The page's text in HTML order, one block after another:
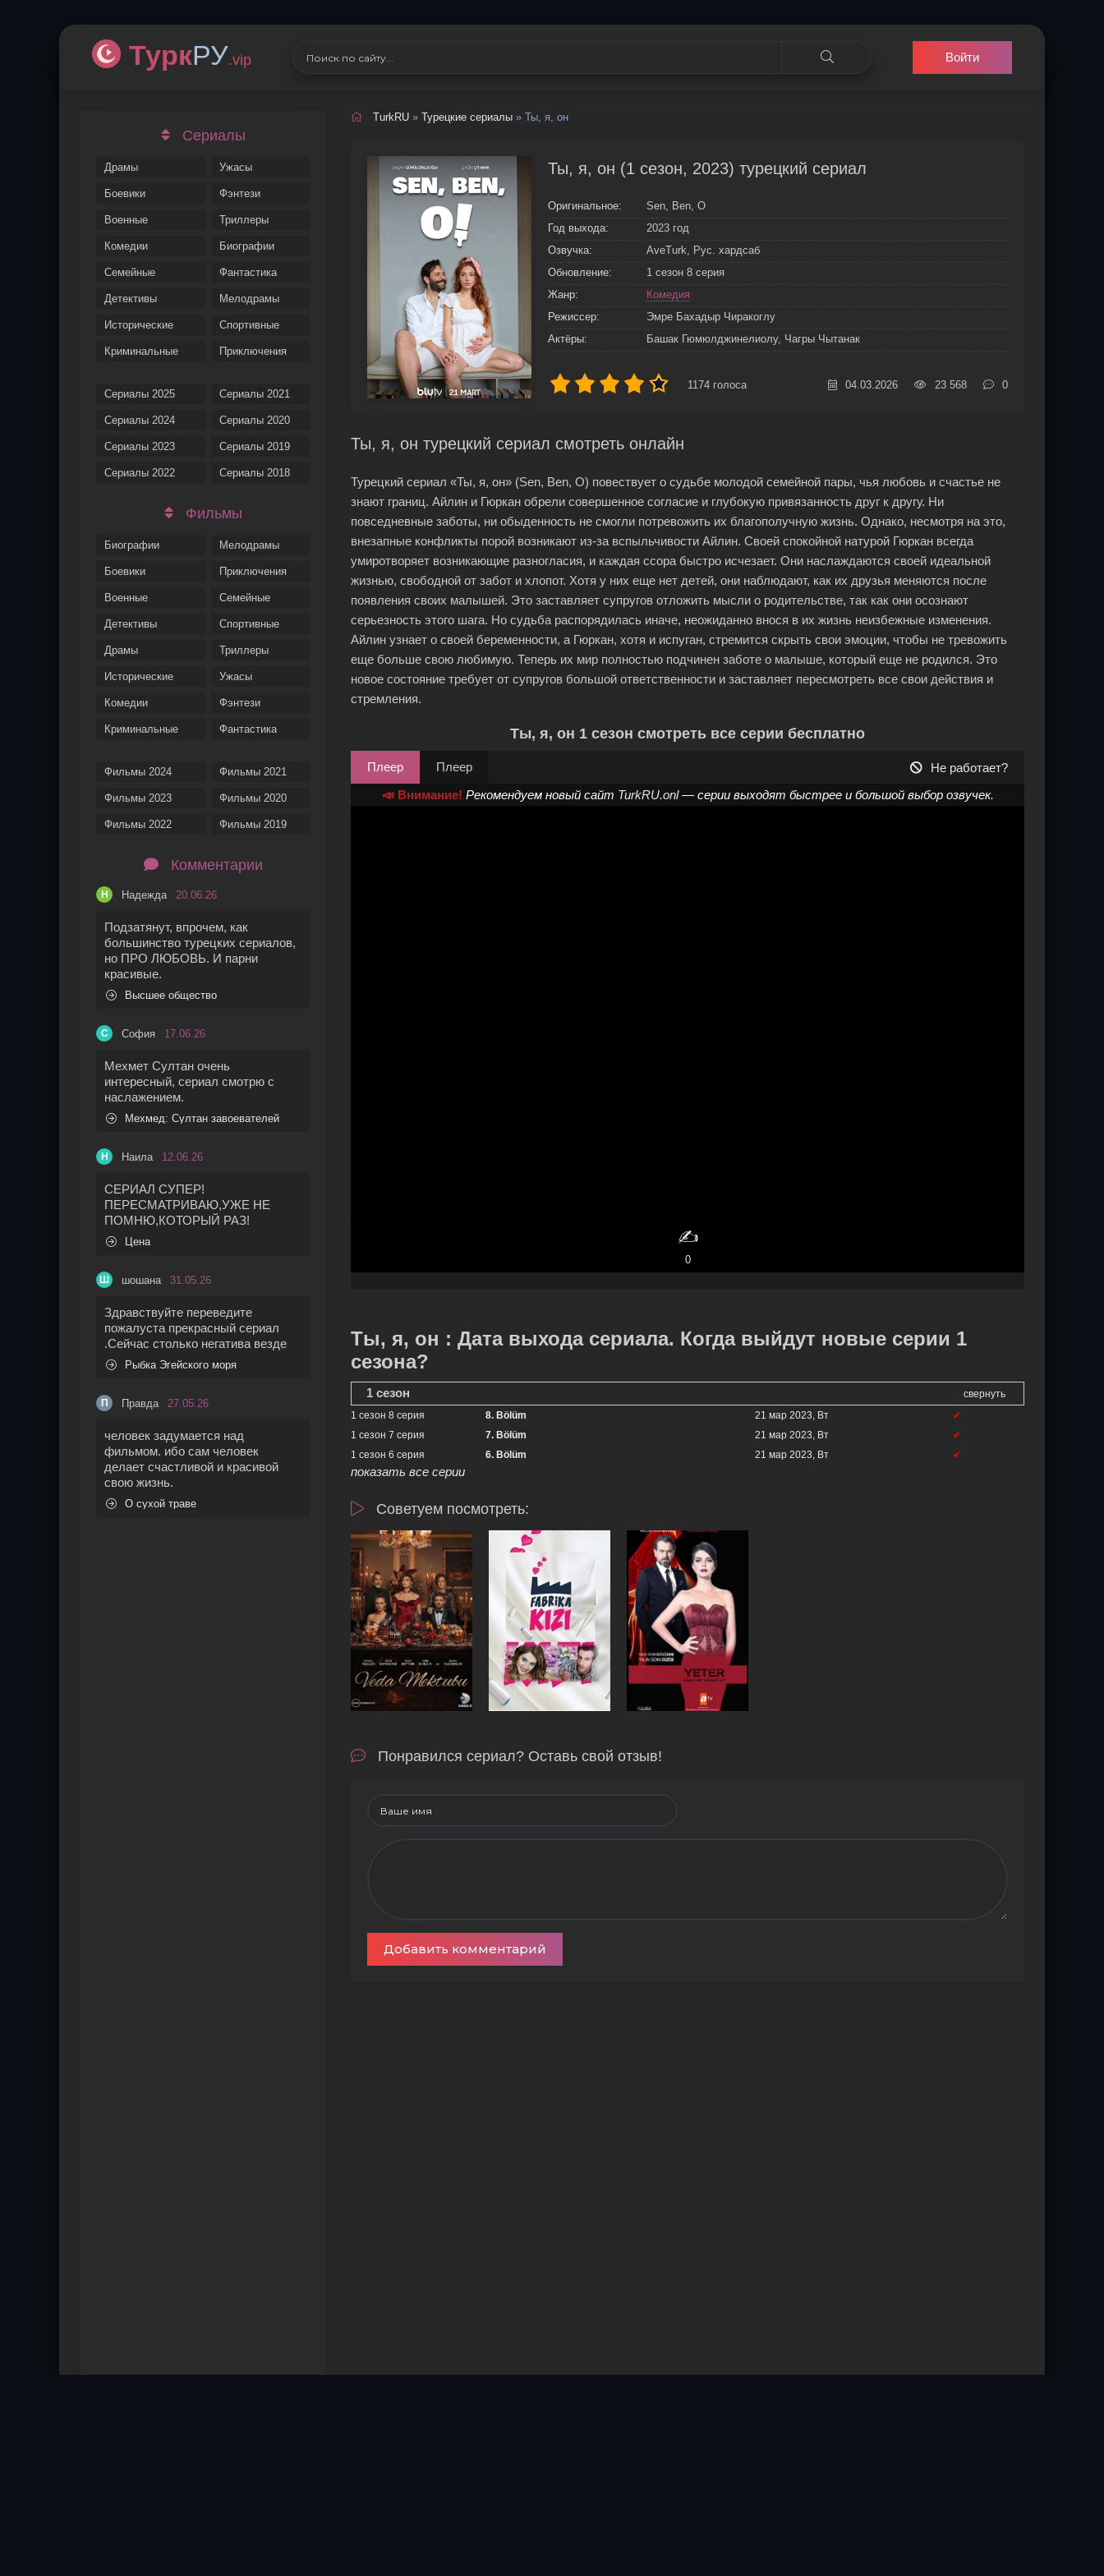
ТуркРУ.vip Войти
Сериалы
Драмы
Боевики
Военные
Комедии
Семейные
Детективы
Исторические
Криминальные
Ужасы
Фэнтези
Триллеры
Биографии
Фантастика
Мелодрамы
Спортивные
Приключения
Сериалы 2025
Сериалы 2024
Сериалы 2023
Сериалы 2022
Сериалы 2021
Сериалы 2020
Сериалы 2019
Сериалы 2018
Фильмы
Биографии
Боевики
Военные
Детективы
Драмы
Исторические
Комедии
Криминальные
Мелодрамы
Приключения
Семейные
Спортивные
Триллеры
Ужасы
Фэнтези
Фантастика
Фильмы 2024
Фильмы 2023
Фильмы 2022
Фильмы 2021
Фильмы 2020
Фильмы 2019
Комментарии
Н Надежда 20.06.26
Подзатянут, впрочем, как
большинство турецких сериалов,
но ПРО ЛЮБОВЬ. И парни
красивые.
Высшее общество
С София 17.06.26
Мехмет Султан очень
интересный, сериал смотрю с
наслажением.
Мехмед: Султан завоевателей
Н Наила 12.06.26
СЕРИАЛ СУПЕР!
ПЕРЕСМАТРИВАЮ,УЖЕ НЕ
ПОМНЮ,КОТОРЫЙ РАЗ!
Цена
Ш шошана 31.05.26
Здравствуйте переведите
пожалуста прекрасный сериал
.Сейчас столько негатива везде
Рыбка Эгейского моря
П Правда 27.05.26
человек задумается над
фильмом. ибо сам человек
делает счастливой и красивой
свою жизнь.
О сухой траве
TurkRU » Турецкие сериалы » Ты, я, он
Ты, я, он (1 сезон, 2023) турецкий сериал
Оригинальное:
Sen, Ben, O
Год выхода:
2023 год
Озвучка:
AveTurk, Рус. хардсаб
Обновление:
1 сезон 8 серия
Жанр:
Комедия
Режиссер:
Эмре Бахадыр Чиракоглу
Актёры:
Башак Гюмюлджинелиолу, Чагры Чытанак
1174 голоса 04.03.2026 23 568 0
Ты, я, он турецкий сериал смотреть онлайн
Турецкий сериал «Ты, я, он» (Sen, Ben, O) повествует о судьбе молодой семейной пары, чья любовь и счастье не
знают границ. Айлин и Гюркан обрели совершенное согласие и глубокую привязанность друг к другу. Ни
повседневные заботы, ни обыденность не смогли потревожить их благополучную жизнь. Однако, несмотря на это,
внезапные конфликты порой возникают из-за вспыльчивости Айлин. Своей спокойной натурой Гюркан всегда
умиротворяет возникающие разногласия, и каждая ссора быстро исчезает. Они наслаждаются своей идеальной
жизнью, свободной от забот и хлопот. Хотя у них еще нет детей, они наблюдают, как их друзья меняются после
появления своих малышей. Это заставляет супругов отложить мысли о родительстве, так как они осознают
серьезность этого шага. Но судьба распорядилась иначе, неожиданно внося в их жизнь неизбежные изменения.
Айлин узнает о своей беременности, а Гюркан, хотя и испуган, стремится скрыть свои эмоции, чтобы не тревожить
еще больше свою любимую. Теперь их мир полностью подчинен заботе о малыше, который еще не родился. Это
новое состояние требует от супругов большой ответственности и заставляет пересмотреть все свои действия и
стремления.
Ты, я, он 1 сезон смотреть все серии бесплатно
Плеер Плеер
Не работает?
📣 Внимание! Рекомендуем новый сайт TurkRU.onl— серии выходят быстрее и большой выбор озвучек.
✍️
0
Ты, я, он : Дата выхода сериала. Когда выйдут новые серии 1
сезона?
1 сезон
свернуть
1 сезон 8 серия
8. Bölüm 21 мар 2023, Вт
✔
1 сезон 7 серия
7. Bölüm 21 мар 2023, Вт
✔
1 сезон 6 серия
6. Bölüm 21 мар 2023, Вт ✔
показать все серии
Советуем посмотреть:
Понравился сериал? Оставь свой отзыв!
Добавить комментарий